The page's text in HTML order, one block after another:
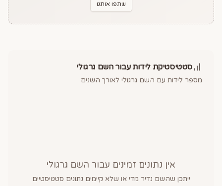
שתפו אותנו
סטטיסטיקת לידות עבור השם גרגולי
מספר לידות עם השם גרגולי לאורך השנים
אין נתונים זמינים עבור השם גרגולי
ייתכן שהשם נדיר מדי או שלא קיימים נתונים סטטיסטיים